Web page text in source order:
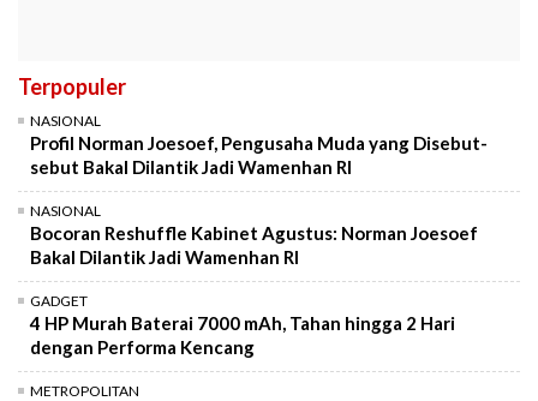
Terpopuler
NASIONAL
Profil Norman Joesoef, Pengusaha Muda yang Disebut-
sebut Bakal Dilantik Jadi Wamenhan RI
NASIONAL
Bocoran Reshuffle Kabinet Agustus: Norman Joesoef
Bakal Dilantik Jadi Wamenhan RI
GADGET
4 HP Murah Baterai 7000 mAh, Tahan hingga 2 Hari
dengan Performa Kencang
METROPOLITAN